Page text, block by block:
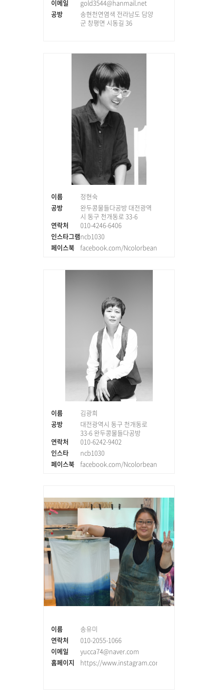
이메일
gold3544@hanmail.net
공방
송현천연염색 전라남도 담양
군 창평면 시동길 36
이름
정현숙
공방
완두콩물들다공방 대전광역
시 동구 천개동로 33-6
연락처
010-4246-6406
인스타그램ncb1030
페이스북
facebook.com/Ncolorbean
이름
김광희
공방
대전광역시 동구 천개동로
33-6 완두콩물들다공방
연락처
010-6242-9402
인스타
ncb1030
페이스북
facebook.com/Ncolorbean
이름
송유미
연락처
010-2055-1066
이메일
yucca74@naver.com
홈페이지
https://www.instagram.com/